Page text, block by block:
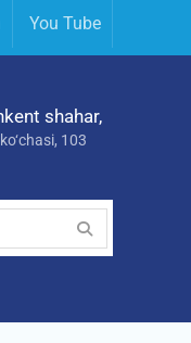
You Tube
shahar,
103